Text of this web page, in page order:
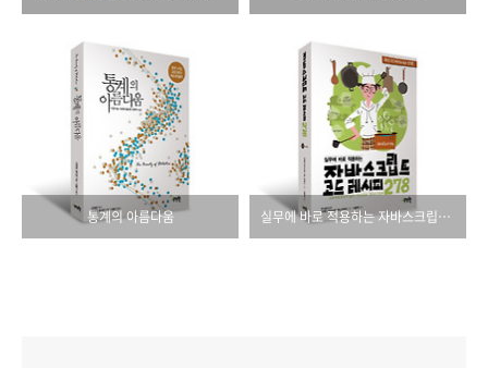
통계의 아름다움 실무에 바로 적용하는 자바스크립트 코드 레시피 278